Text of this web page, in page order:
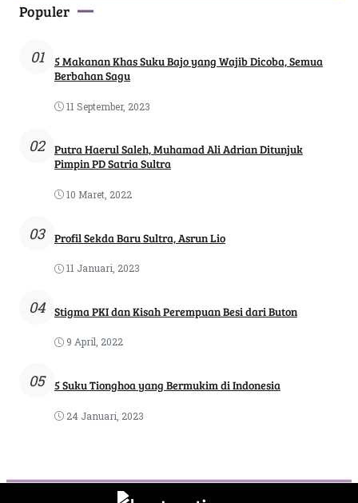
Populer
01
5 Makanan Khas Suku Bajo yang Wajib Dicoba, Semua
Berbahan Sagu
11 September, 2023
02
Putra Haerul Saleh, Muhamad Ali Adrian Ditunjuk
Pimpin PD Satria Sultra
10 Maret, 2022
03 Profil Sekda Baru Sultra, Asrun Lio
11 Januari, 2023
04 Stigma PKI dan Kisah Perempuan Besi dari Buton
9 April, 2022
05 5 Suku Tionghoa yang Bermukim di Indonesia
24 Januari, 2023